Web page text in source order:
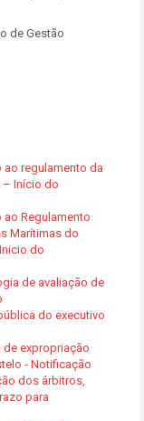
de Gestão
ao regulamento da
– Início do
ao Regulamento
Marítimas do
do
de avaliação de
do executivo
de expropriação
- Notificação
dos árbitros,
para